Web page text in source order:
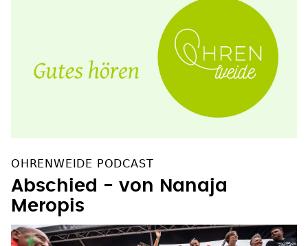
Abschied - von Nanaja
Meropis